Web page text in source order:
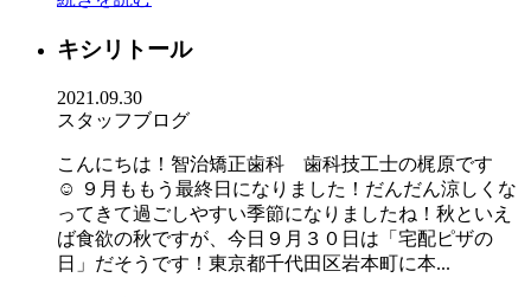
キシリトール
2021.09.30
スタッフブログ
こんにちは！智治矯正歯科 歯科技工士の梶原です
☺ ９月ももう最終日になりました！だんだん涼しくな
ってきて過ごしやすい季節になりましたね！秋といえ
ば食欲の秋ですが、今日９月３０日は「宅配ピザの
日」だそうです！東京都千代田区岩本町に本...